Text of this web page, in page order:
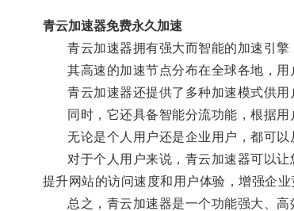
青云加速器免费永久加速
青云加速器拥有强大而智能的加速引擎
其高速的加速节点分布在全球各地，用
青云加速器还提供了多种加速模式供用
同时，它还具备智能分流功能，根据用
无论是个人用户还是企业用户，都可以
对于个人用户来说，青云加速器可以让
提升网站的访问速度和用户体验，增强企业
总之，青云加速器是一个功能强大、高